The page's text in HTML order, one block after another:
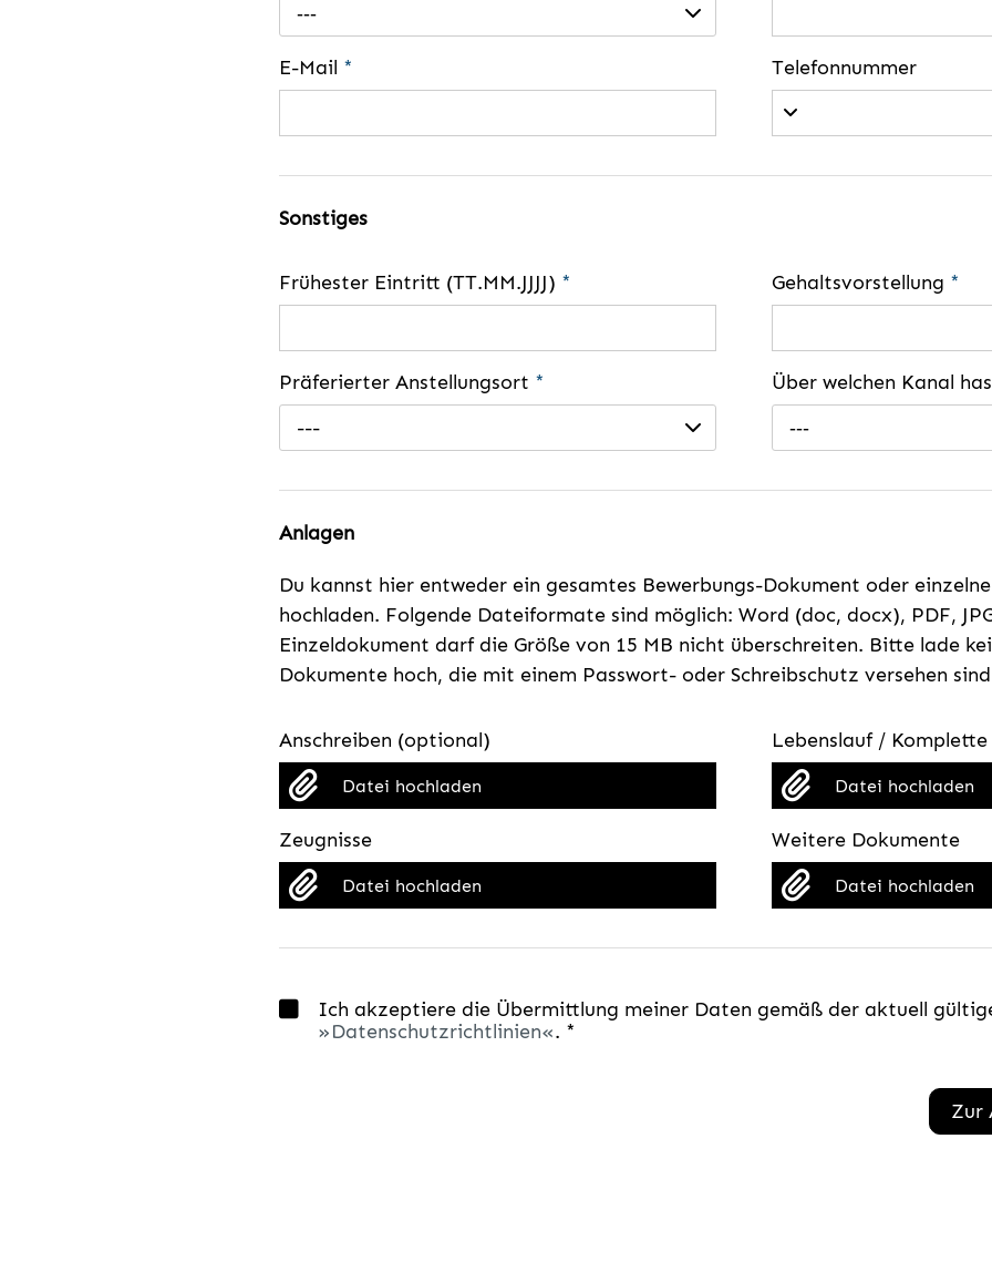
---
E-Mail * Telefonnummer
Sonstiges
Frühester Eintritt (TT.MM.JJJJ) * Gehaltsvorstellung *
Präferierter Anstellungsort *
---
Über welchen Kanal
---
Anlagen
Du kannst hier entweder ein gesamtes Bewerbungs-Dokument oder
hochladen. Folgende Dateiformate sind möglich: Word (doc, docx), PDF,
Einzeldokument darf die Größe von 15 MB nicht überschreiten. Bitte lade
Dokumente hoch, die mit einem Passwort- oder Schreibschutz versehen
Anschreiben (optional)
Datei hochladen
Lebenslauf /
Datei hochladen
Zeugnisse
Datei hochladen
Weitere Dokumente
Datei hochladen
Ich akzeptiere die Übermittlung meiner Daten gemäß der aktuell
Datenschutzrichtlinien
. *
Zur